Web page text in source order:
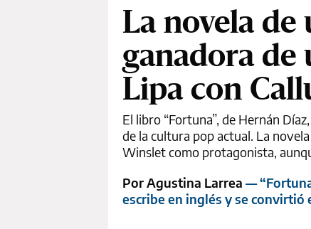
La novela
ganadora de
Lipa con
El libro “Fortuna”, de Hernán
de la cultura pop actual. La
Winslet como protagonista,
Por Agustina Larrea —
escribe en inglés y se convirtió